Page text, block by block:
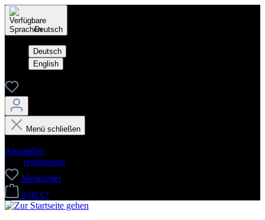
Deutsch
Deutsch
English
Menü schließen
Anmelden
registrieren
Merkzettel
0,00 €*